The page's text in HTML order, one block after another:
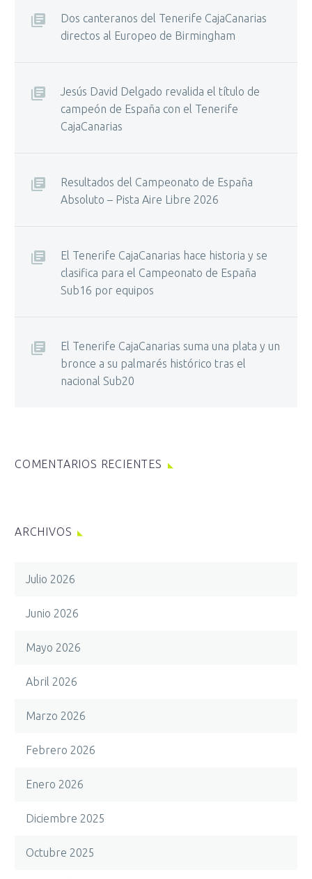
Dos canteranos del Tenerife CajaCanarias
directos al Europeo de Birmingham
Jesús David Delgado revalida el título de
campeón de España con el Tenerife
CajaCanarias
Resultados del Campeonato de España
Absoluto – Pista Aire Libre 2026
El Tenerife CajaCanarias hace historia y se
clasifica para el Campeonato de España
Sub16 por equipos
El Tenerife CajaCanarias suma una plata y un
bronce a su palmarés histórico tras el
nacional Sub20
COMENTARIOS RECIENTES
ARCHIVOS
Julio 2026
Junio 2026
Mayo 2026
Abril 2026
Marzo 2026
Febrero 2026
Enero 2026
Diciembre 2025
Octubre 2025